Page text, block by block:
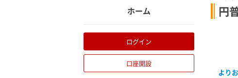
円
より
ホーム
ログイン
口座開設